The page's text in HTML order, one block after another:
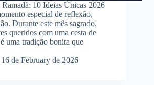
Ramadã: 10 Ideias Únicas 2026
especial de reflexão,
Durante este mês sagrado,
queridos com uma cesta de
uma tradição bonita que
16 de February de 2026